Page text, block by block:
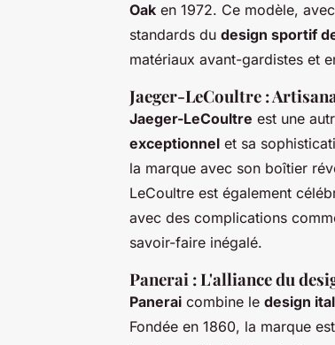
Oak en 1972. Ce modèle,
standards du design sportif
matériaux avant-gardistes et
Jaeger-LeCoultre :
Jaeger-LeCoultre est une
exceptionnel et sa
la marque avec son boîtier
LeCoultre est également
avec des complications
savoir-faire inégalé.
Panerai : L'alliance du
Panerai combine le design
Fondée en 1860, la marque